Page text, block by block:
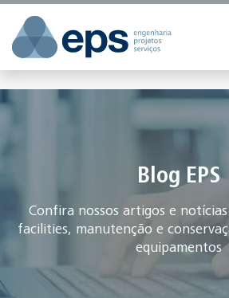
Blog EPS
Confira nossos artigos e
facilities, manutenção e
equipamentos